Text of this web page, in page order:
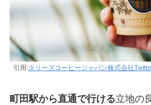
引用:タリーズコーヒージャパン株式会社
町田駅から直通で行ける立地の